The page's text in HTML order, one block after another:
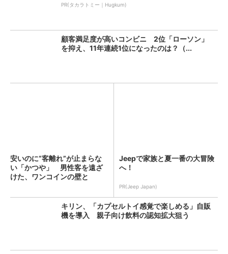
PR(タカラトミー｜Hugkum)
顧客満足度が高いコンビニ 2位「ローソン」
を抑え、11年連続1位になったのは？（...
安いのに“客離れ”が止まらな
い「かつや」 男性客を遠ざ
けた、ワンコインの壁と
Jeepで家族と夏一番の大冒険
へ！
PR(Jeep Japan)
キリン、「カプセルトイ感覚で楽しめる」自販
機を導入 親子向け飲料の認知拡大狙う